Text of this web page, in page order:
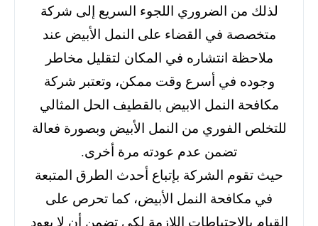
لذلك من الضروري اللجوء السريع إلى شركة
متخصصة في القضاء على النمل الأبيض عند
ملاحظة انتشاره في المكان لتقليل مخاطر
وجوده في أسرع وقت ممكن، وتعتبر شركة
مكافحة النمل الابيض بالقطيف الحل المثالي
للتخلص الفوري من النمل الأبيض وبصورة فعالة
تضمن عدم عودته مرة أخرى.
حيث تقوم الشركة بإتباع أحدث الطرق المتبعة
في مكافحة النمل الأبيض، كما تحرص على
القيام بالاحتياطات اللازمة لكي تضمن أن لا يعود